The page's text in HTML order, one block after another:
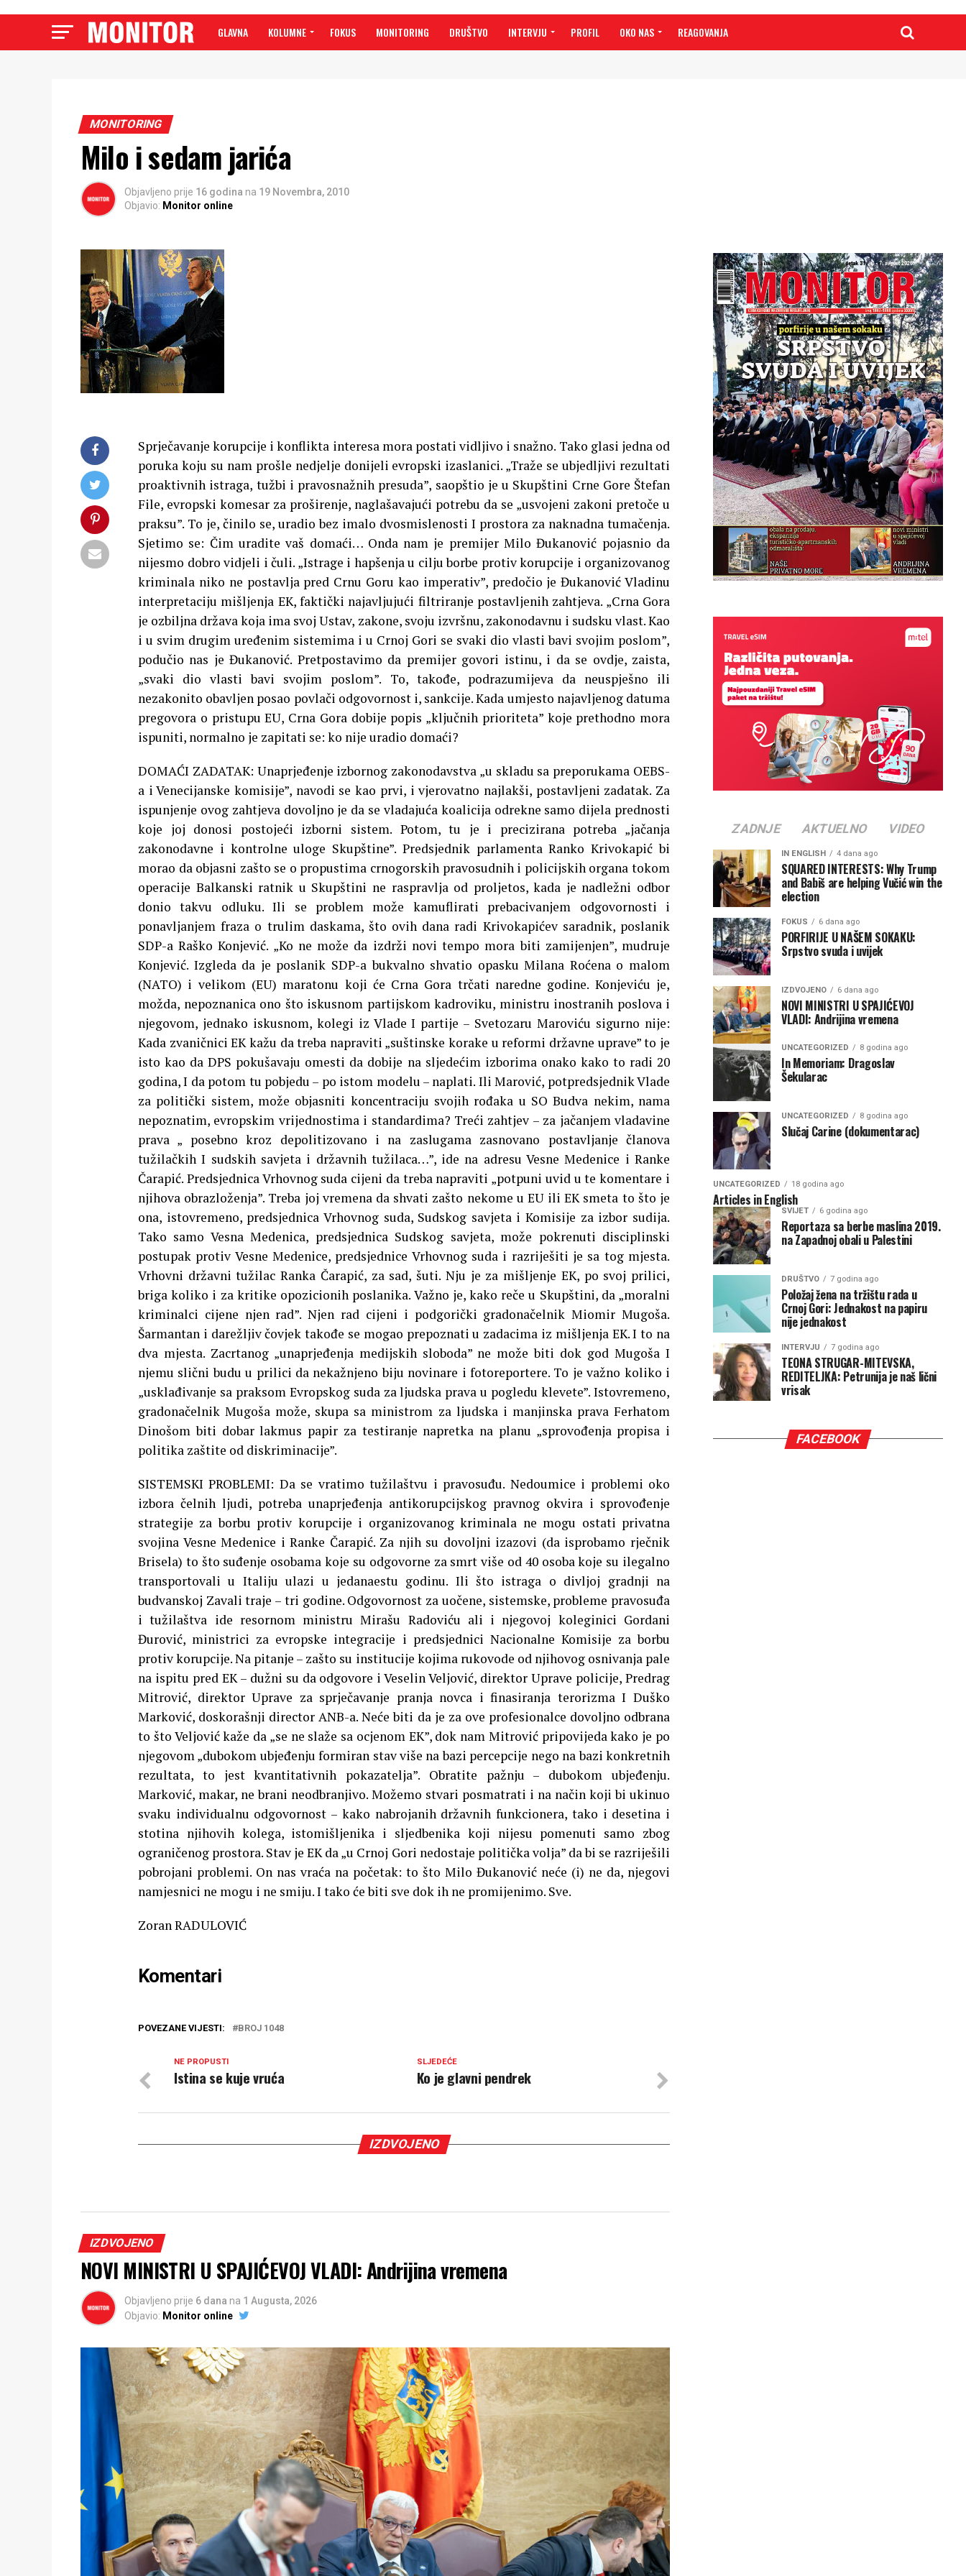
GLAVNA KOLUMNE FOKUS MONITORING DRUŠTVO INTERVJU PROFIL OKO NAS REAGOVANJA
MONITORING
Milo i sedam jarića
Objavljeno prije 16 godina na 19 Novembra, 2010
Objavio: Monitor online
Sprječavanje korupcije i konflikta interesa mora postati vidljivo i snažno. Tako glasi jedna od
poruka koju su nam prošle nedjelje donijeli evropski izaslanici. „Traže se ubjedljivi rezultati
proaktivnih istraga, tužbi i pravosnažnih presuda”, saopštio je u Skupštini Crne Gore Štefan
File, evropski komesar za proširenje, naglašavajući potrebu da se „usvojeni zakoni pretoče u
praksu”. To je, činilo se, uradio bez imalo dvosmislenosti I prostora za naknadna tumačenja.
Sjetimo se: Čim uradite vaš domaći… Onda nam je premijer Milo Đukanović pojasnio da
nijesmo dobro vidjeli i čuli. „Istrage i hapšenja u cilju borbe protiv korupcije i organizovanog
kriminala niko ne postavlja pred Crnu Goru kao imperativ”, predočio je Đukanović Vladinu
interpretaciju mišljenja EK, faktički najavljujući filtriranje postavljenih zahtjeva. „Crna Gora
je ozbiljna država koja ima svoj Ustav, zakone, svoju izvršnu, zakonodavnu i sudsku vlast. Kao
i u svim drugim uređenim sistemima i u Crnoj Gori se svaki dio vlasti bavi svojim poslom”,
podučio nas je Đukanović. Pretpostavimo da premijer govori istinu, i da se ovdje, zaista,
„svaki dio vlasti bavi svojim poslom”. To, takođe, podrazumijeva da neuspješno ili
nezakonito obavljen posao povlači odgovornost i, sankcije. Kada umjesto najavljenog datuma
pregovora o pristupu EU, Crna Gora dobije popis „ključnih prioriteta” koje prethodno mora
ispuniti, normalno je zapitati se: ko nije uradio domaći?
DOMAĆI ZADATAK: Unaprjeđenje izbornog zakonodavstva „u skladu sa preporukama OEBS-
a i Venecijanske komisije”, navodi se kao prvi, i vjerovatno najlakši, postavljeni zadatak. Za
ispunjenje ovog zahtjeva dovoljno je da se vladajuća koalicija odrekne samo dijela prednosti
koje joj donosi postojeći izborni sistem. Potom, tu je i precizirana potreba „jačanja
zakonodavne i kontrolne uloge Skupštine”. Predsjednik parlamenta Ranko Krivokapić bi
morao da objasni zašto se o propustima crnogorskih pravosudnih i policijskih organa tokom
operacije Balkanski ratnik u Skupštini ne raspravlja od proljetos, kada je nadležni odbor
donio takvu odluku. Ili se problem može kamuflirati prebacivanjem odgovornosti i
ponavljanjem fraza o trulim daskama, što ovih dana radi Krivokapićev saradnik, poslanik
SDP-a Raško Konjević. „Ko ne može da izdrži novi tempo mora biti zamijenjen”, mudruje
Konjević. Izgleda da je poslanik SDP-a bukvalno shvatio opasku Milana Roćena o malom
(NATO) i velikom (EU) maratonu koji će Crna Gora trčati naredne godine. Konjeviću je,
možda, nepoznanica ono što iskusnom partijskom kadroviku, ministru inostranih poslova i
njegovom, jednako iskusnom, kolegi iz Vlade I partije – Svetozaru Maroviću sigurno nije:
Kada zvaničnici EK kažu da treba napraviti „suštinske korake u reformi državne uprave” to je
isto kao da DPS pokušavaju omesti da dobije na sljedećim izborima onako kako to radi 20
godina, I da potom tu pobjedu – po istom modelu – naplati. Ili Marović, potpredsjednik Vlade
za politički sistem, može objasniti koncentraciju svojih rođaka u SO Budva nekim, nama
nepoznatim, evropskim vrijednostima i standardima? Treći zahtjev – za jačanjem vladavine
prava „ posebno kroz depolitizovano i na zaslugama zasnovano postavljanje članova
tužilačkih I sudskih savjeta i državnih tužilaca…”, ide na adresu Vesne Medenice i Ranke
Čarapić. Predsjednica Vrhovnog suda cijeni da treba napraviti „potpuni uvid u te komentare i
njihova obrazloženja”. Treba joj vremena da shvati zašto nekome u EU ili EK smeta to što je
ona, istovremeno, predsjednica Vrhovnog suda, Sudskog savjeta i Komisije za izbor sudija.
Tako samo Vesna Medenica, predsjednica Sudskog savjeta, može pokrenuti disciplinski
postupak protiv Vesne Medenice, predsjednice Vrhovnog suda i razriješiti je sa tog mjesta.
Vrhovni državni tužilac Ranka Čarapić, za sad, šuti. Nju je za mišljenje EK, po svoj prilici,
briga koliko i za kritike opozicionih poslanika. Važno je, kako reče u Skupštini, da „moralni
kriminalci cijene njen rad”. Njen rad cijeni i podgorički gradonačelnik Miomir Mugoša.
Šarmantan i darežljiv čovjek takođe se mogao prepoznati u zadacima iz mišljenja EK. I to na
dva mjesta. Zacrtanog „unaprjeđenja medijskih sloboda” ne može biti dok god Mugoša I
njemu slični budu u prilici da nekažnjeno biju novinare i fotoreportere. To je važno koliko i
„usklađivanje sa praksom Evropskog suda za ljudska prava u pogledu klevete”. Istovremeno,
gradonačelnik Mugoša može, skupa sa ministrom za ljudska i manjinska prava Ferhatom
Dinošom biti dobar lakmus papir za testiranje napretka na planu „sprovođenja propisa i
politika zaštite od diskriminacije”.
SISTEMSKI PROBLEMI: Da se vratimo tužilaštvu i pravosuđu. Nedoumice i problemi oko
izbora čelnih ljudi, potreba unaprjeđenja antikorupcijskog pravnog okvira i sprovođenje
strategije za borbu protiv korupcije i organizovanog kriminala ne mogu ostati privatna
svojina Vesne Medenice i Ranke Čarapić. Za njih su dovoljni izazovi (da isprobamo rječnik
Brisela) to što suđenje osobama koje su odgovorne za smrt više od 40 osoba koje su ilegalno
transportovali u Italiju ulazi u jedanaestu godinu. Ili što istraga o divljoj gradnji na
budvanskoj Zavali traje – tri godine. Odgovornost za uočene, sistemske, probleme pravosuđa
i tužilaštva ide resornom ministru Mirašu Radoviću ali i njegovoj koleginici Gordani
Đurović, ministrici za evropske integracije i predsjednici Nacionalne Komisije za borbu
protiv korupcije. Na pitanje – zašto su institucije kojima rukovode od njihovog osnivanja pale
na ispitu pred EK – dužni su da odgovore i Veselin Veljović, direktor Uprave policije, Predrag
Mitrović, direktor Uprave za sprječavanje pranja novca i finasiranja terorizma I Duško
Marković, doskorašnji director ANB-a. Neće biti da je za ove profesionalce dovoljno odbrana
to što Veljović kaže da „se ne slaže sa ocjenom EK”, dok nam Mitrović pripovijeda kako je po
njegovom „dubokom ubjeđenju formiran stav više na bazi percepcije nego na bazi konkretnih
rezultata, to jest kvantitativnih pokazatelja”. Obratite pažnju – dubokom ubjeđenju.
Marković, makar, ne brani neodbranjivo. Možemo stvari posmatrati i na način koji bi ukinuo
svaku individualnu odgovornost – kako nabrojanih državnih funkcionera, tako i desetina i
stotina njihovih kolega, istomišljenika i sljedbenika koji nijesu pomenuti samo zbog
ograničenog prostora. Stav je EK da „u Crnoj Gori nedostaje politička volja” da bi se razriješili
pobrojani problemi. On nas vraća na početak: to što Milo Đukanović neće (i) ne da, njegovi
namjesnici ne mogu i ne smiju. I tako će biti sve dok ih ne promijenimo. Sve.
Zoran RADULOVIĆ
Komentari
POVEZANE VIJESTI: BROJ 1048
SLJEDEĆE
Ko je glavni pendrek
NE PROPUSTI
Istina se kuje vruća
IZDVOJENO
IZDVOJENO
NOVI MINISTRI U SPAJIĆEVOJ VLADI: Andrijina vremena
Objavljeno prije 6 dana na 1 Augusta, 2026
Objavio: Monitor online
ZADNJE AKTUELNO VIDEO
IN ENGLISH 4 dana ago
SQUARED INTERESTS: Why Trump
and Babiš are helping Vučić win the
election
FOKUS 6 dana ago
PORFIRIJE U NAŠEM SOKAKU:
Srpstvo svuda i uvijek
IZDVOJENO 6 dana ago
NOVI MINISTRI U SPAJIĆEVOJ
VLADI: Andrijina vremena
UNCATEGORIZED 8 godina ago
In Memoriam: Dragoslav
Šekularac
UNCATEGORIZED 8 godina ago
Slučaj Carine (dokumentarac)
UNCATEGORIZED 18 godina ago
Articles in English
SVIJET 6 godina ago
Reportaza sa berbe maslina 2019.
na Zapadnoj obali u Palestini
DRUŠTVO 7 godina ago
Položaj žena na tržištu rada u
Crnoj Gori: Jednakost na papiru
nije jednakost
INTERVJU 7 godina ago
TEONA STRUGAR-MITEVSKA,
REDITELJKA: Petrunija je naš lični
vrisak
FACEBOOK